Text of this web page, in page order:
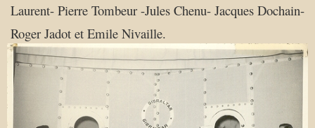
Laurent- Pierre Tombeur -Jules Chenu- Jacques Dochain-
Roger Jadot et Emile Nivaille.